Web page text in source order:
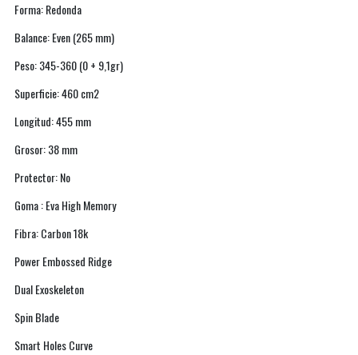
Forma: Redonda
Balance: Even (265 mm)
Peso: 345-360 (0 + 9,1gr)
Superficie: 460 cm2
Longitud: 455 mm
Grosor: 38 mm
Protector: No
Goma : Eva High Memory
Fibra: Carbon 18k
Power Embossed Ridge
Dual Exoskeleton
Spin Blade
Smart Holes Curve